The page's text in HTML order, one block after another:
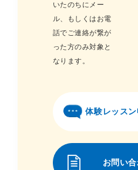
いたのちにメー
ル、もしくはお電
話でご連絡が繋が
った方のみ対象と
なります。
体験レッス
お問い